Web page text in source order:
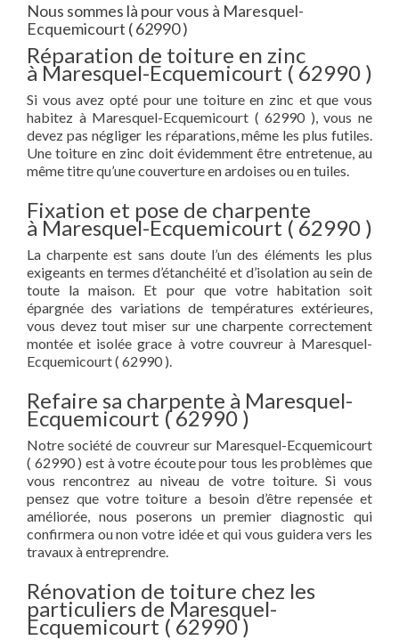
Nous sommes là pour vous à Maresquel-
Ecquemicourt ( 62990 )
Réparation de toiture en zinc
à Maresquel-Ecquemicourt ( 62990 )
Si vous avez opté pour une toiture en zinc et que vous
habitez à Maresquel-Ecquemicourt ( 62990 ), vous ne
devez pas négliger les réparations, même les plus futiles.
Une toiture en zinc doit évidemment être entretenue, au
même titre qu’une couverture en ardoises ou en tuiles.
Fixation et pose de charpente
à Maresquel-Ecquemicourt ( 62990 )
La charpente est sans doute l’un des éléments les plus
exigeants en termes d’étanchéité et d’isolation au sein de
toute la maison. Et pour que votre habitation soit
épargnée des variations de températures extérieures,
vous devez tout miser sur une charpente correctement
montée et isolée grace à votre couvreur à Maresquel-
Ecquemicourt ( 62990 ).
Refaire sa charpente à Maresquel-
Ecquemicourt ( 62990 )
Notre société de couvreur sur Maresquel-Ecquemicourt
( 62990 ) est à votre écoute pour tous les problèmes que
vous rencontrez au niveau de votre toiture. Si vous
pensez que votre toiture a besoin d’être repensée et
améliorée, nous poserons un premier diagnostic qui
confirmera ou non votre idée et qui vous guidera vers les
travaux à entreprendre.
Rénovation de toiture chez les
particuliers de Maresquel-
Ecquemicourt ( 62990 )